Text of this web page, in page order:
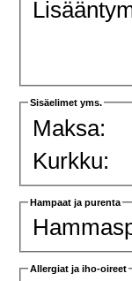
Sisäelimet yms.
Maksa:
Kurkku:
Hampaat ja purenta
Allergiat ja iho-oireet